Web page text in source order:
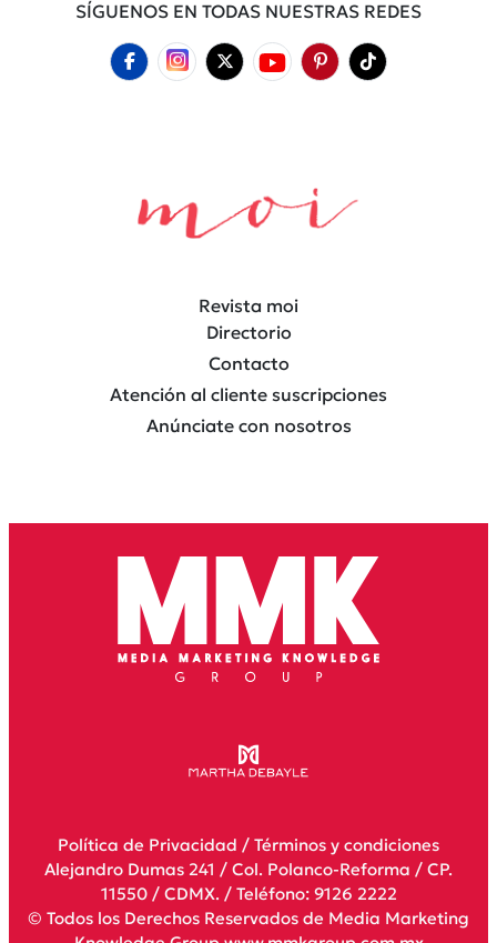
SÍGUENOS EN TODAS NUESTRAS REDES
Revista moi
Directorio
Contacto
Atención al cliente suscripciones
Anúnciate con nosotros
Política de Privacidad / Términos y condiciones
Alejandro Dumas 241 / Col. Polanco-Reforma / CP.
11550 / CDMX. / Teléfono: 9126 2222
© Todos los Derechos Reservados de Media Marketing